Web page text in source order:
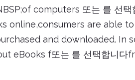
computers 또는 를 선
online,consumers are able
and downloaded. In
eBooks f또는 를 선택합니